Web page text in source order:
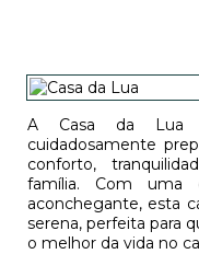
A Casa da Lua
cuidadosamente
conforto,
família. Com uma
aconchegante, esta
serena, perfeita para
o melhor da vida no